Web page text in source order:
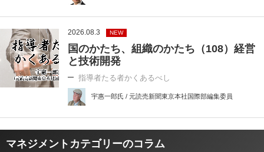
2026.08.3 NEW
国のかたち、組織のかたち（108）経営
と技術開発
指導者たる者かくあるべし
宇惠一郎氏 / 元読売新聞東京本社国際部編集委員
マネジメントカテゴリーのコラム